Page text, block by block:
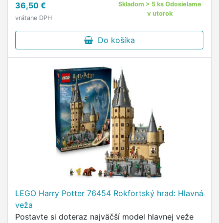
36,50 €
vrátane DPH
Skladom > 5 ks Odosielame
v utorok
Do košíka
LEGO Harry Potter 76454 Rokfortský hrad: Hlavná
veža
Postavte si doteraz najväčší model hlavnej veže